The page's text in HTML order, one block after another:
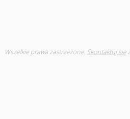
Wszelkie prawa zastrzeżone. Skontaktuj się